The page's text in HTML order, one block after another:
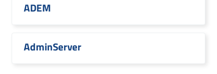
ADEM
AdminServer